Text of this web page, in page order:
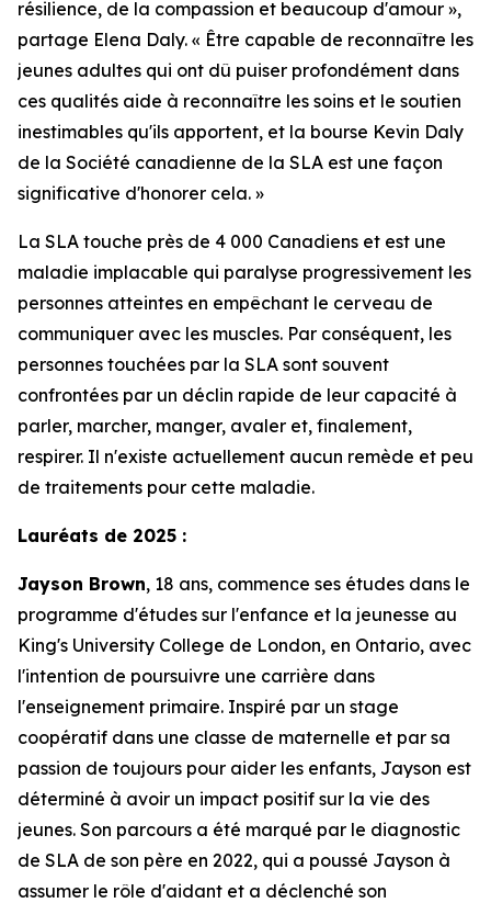
résilience, de la compassion et beaucoup d'amour »,
partage Elena Daly. « Être capable de reconnaître les
jeunes adultes qui ont dû puiser profondément dans
ces qualités aide à reconnaître les soins et le soutien
inestimables qu'ils apportent, et la bourse Kevin Daly
de la Société canadienne de la SLA est une façon
significative d'honorer cela. »
La SLA touche près de 4 000 Canadiens et est une
maladie implacable qui paralyse progressivement les
personnes atteintes en empêchant le cerveau de
communiquer avec les muscles. Par conséquent, les
personnes touchées par la SLA sont souvent
confrontées par un déclin rapide de leur capacité à
parler, marcher, manger, avaler et, finalement,
respirer. Il n'existe actuellement aucun remède et peu
de traitements pour cette maladie.
Lauréats de 2025 :
Jayson Brown, 18 ans, commence ses études dans le
programme d'études sur l'enfance et la jeunesse au
King's University College de London, en Ontario, avec
l'intention de poursuivre une carrière dans
l'enseignement primaire. Inspiré par un stage
coopératif dans une classe de maternelle et par sa
passion de toujours pour aider les enfants, Jayson est
déterminé à avoir un impact positif sur la vie des
jeunes. Son parcours a été marqué par le diagnostic
de SLA de son père en 2022, qui a poussé Jayson à
assumer le rôle d'aidant et a déclenché son